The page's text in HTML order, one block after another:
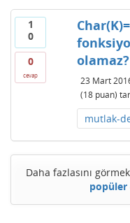
1
0
0
cevap
olamaz?
23 Mart
(18puan)
mutlak-
Daha fazlasını